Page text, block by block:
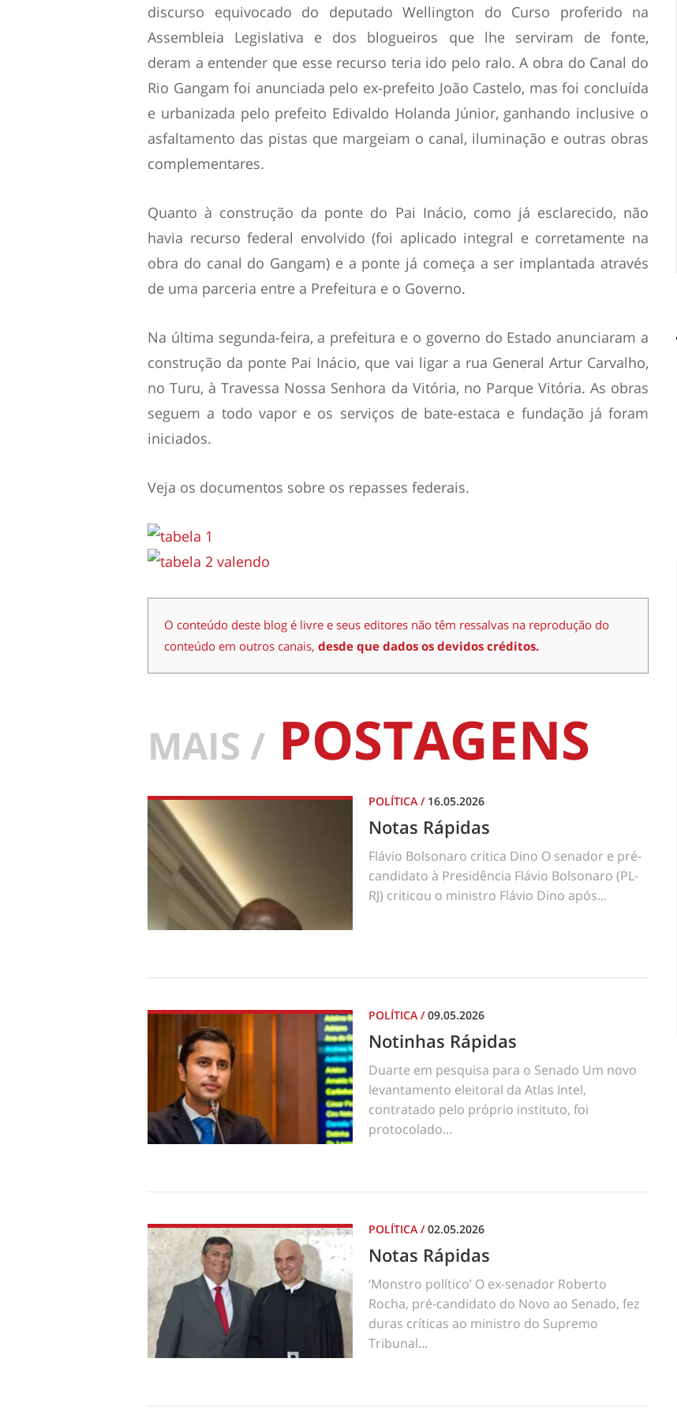
discurso equivocado do deputado Wellington do Curso proferido na
Assembleia Legislativa e dos blogueiros que lhe serviram de fonte,
deram a entender que esse recurso teria ido pelo ralo. A obra do Canal do
Rio Gangam foi anunciada pelo ex-prefeito João Castelo, mas foi concluída
e urbanizada pelo prefeito Edivaldo Holanda Júnior, ganhando inclusive o
asfaltamento das pistas que margeiam o canal, iluminação e outras obras
complementares.
Quanto à construção da ponte do Pai Inácio, como já esclarecido, não
havia recurso federal envolvido (foi aplicado integral e corretamente na
obra do canal do Gangam) e a ponte já começa a ser implantada através
de uma parceria entre a Prefeitura e o Governo.
Na última segunda-feira, a prefeitura e o governo do Estado anunciaram a
construção da ponte Pai Inácio, que vai ligar a rua General Artur Carvalho,
no Turu, à Travessa Nossa Senhora da Vitória, no Parque Vitória. As obras
seguem a todo vapor e os serviços de bate-estaca e fundação já foram
iniciados.
Veja os documentos sobre os repasses federais.
O conteúdo deste blog é livre e seus editores não têm ressalvas na reprodução do
conteúdo em outros canais, desde que dados os devidos créditos.
MAIS / POSTAGENS
POLÍTICA / 16.05.2026
Notas Rápidas
Flávio Bolsonaro critica Dino O senador e pré-
candidato à Presidência Flávio Bolsonaro (PL-
RJ) criticou o ministro Flávio Dino após...
POLÍTICA /09.05.2026
Notinhas Rápidas
Duarte em pesquisa para o Senado Um novo
levantamento eleitoral da Atlas Intel,
contratado pelo próprio instituto, foi
protocolado...
POLÍTICA /02.05.2026
Notas Rápidas
‘Monstro político’ O ex-senador Roberto
Rocha, pré-candidato do Novo ao Senado, fez
duras críticas ao ministro do Supremo
Tribunal...